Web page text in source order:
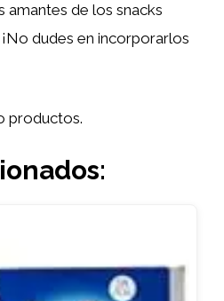
amantes de los snacks
dudes en incorporarlos
productos.